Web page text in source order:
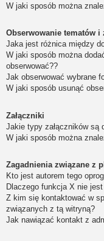
W jaki sposób można
Obserwowanie tematów i
Jaka jest różnica między
W jaki sposób można
obserwować??
Jak obserwować wybrane
W jaki sposób usunąć
Załączniki
Jakie typy załączników są
W jaki sposób można
Zagadnienia związane z
Kto jest autorem tego
Dlaczego funkcja X nie
Z kim się kontaktować w
związanych z tą witryną?
Jak nawiązać kontakt z